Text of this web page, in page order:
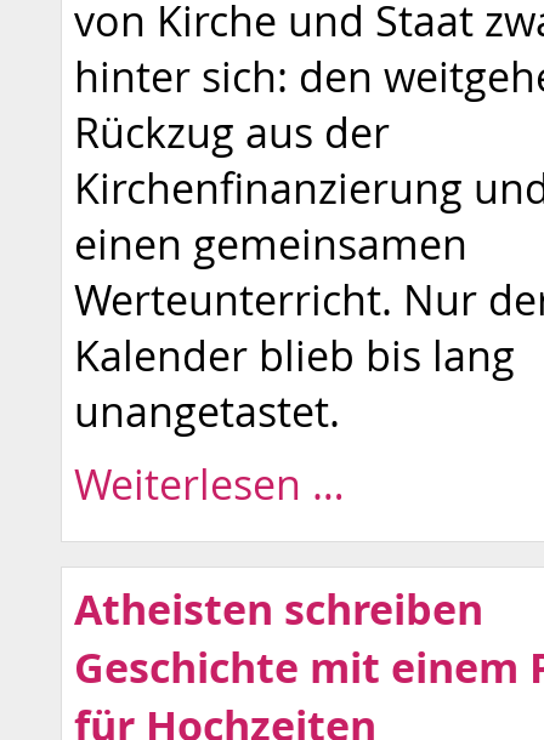
von Kirche und Staat
hinter sich: den
Rückzug aus der
Kirchenfinanzierung
einen gemeinsamen
Werteunterricht. Nur
Kalender blieb bis lang
unangetastet.
Weiterlesen …
Atheisten schreiben
Geschichte mit einem
für Hochzeiten